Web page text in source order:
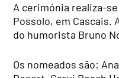
A cerimónia realiza-
Possolo, em Cascais.
do humorista Bruno
Os nomeados são: